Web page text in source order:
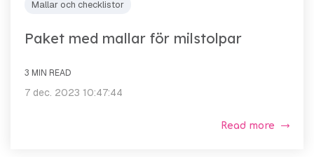
Mallar och checklistor
Paket med mallar för milstolpar
3 MIN READ
7 dec. 2023 10:47:44
Read more